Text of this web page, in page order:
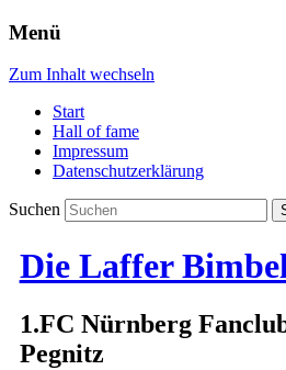
Menü
Zum Inhalt wechseln
Start
Hall of fame
Impressum
Datenschutzerklärung
Suchen
Die Laffer
1.FC Nürnberg
Pegnitz